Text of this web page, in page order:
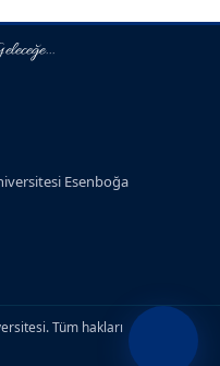
Esenboğa
Tüm hakları